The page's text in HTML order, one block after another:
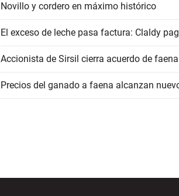
Novillo y cordero en máximo histórico
El exceso de leche pasa factura: Claldy
Accionista de Sirsil cierra acuerdo de
Precios del ganado a faena alcanzan